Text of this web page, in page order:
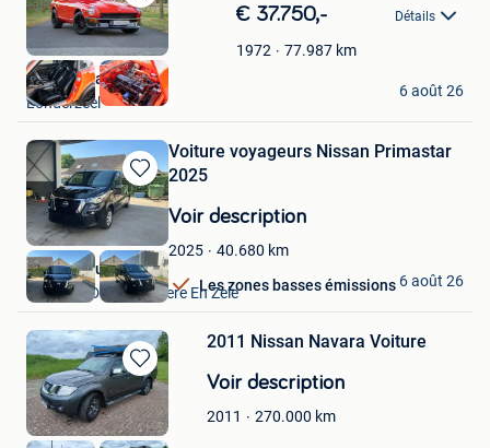
Sauvegarder
dans
Mes
Favoris
€ 37.750,- Détails
1972 77.987 km
Vintage Garage
Londerzeel
6 août 26
Sauvegarder
dans
Mes
Favoris
Voiture voyageurs Nissan Primastar
2025
Voir description
2025 40.680 km
Les zones basses émissions
VAVATO Auctions
Lokeren+Deel Overmere En Zele
6 août 26
Sauvegarder
dans
Mes
Favoris
2011 Nissan Navara Voiture
Voir description
2011 270.000 km